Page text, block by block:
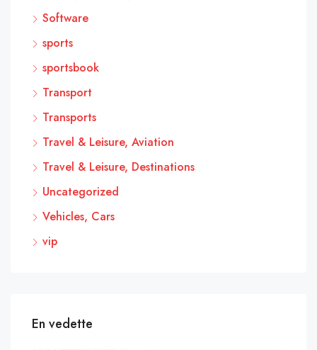
Software
sports
sportsbook
Transport
Transports
Travel & Leisure, Aviation
Travel & Leisure, Destinations
Uncategorized
Vehicles, Cars
vip
En vedette